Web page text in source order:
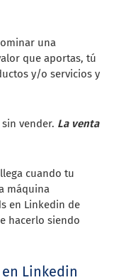
una
que aportas, tú
y/o servicios y
vender. La venta
cuando tu
máquina
en Linkedin de
hacerlo siendo
en Linkedin